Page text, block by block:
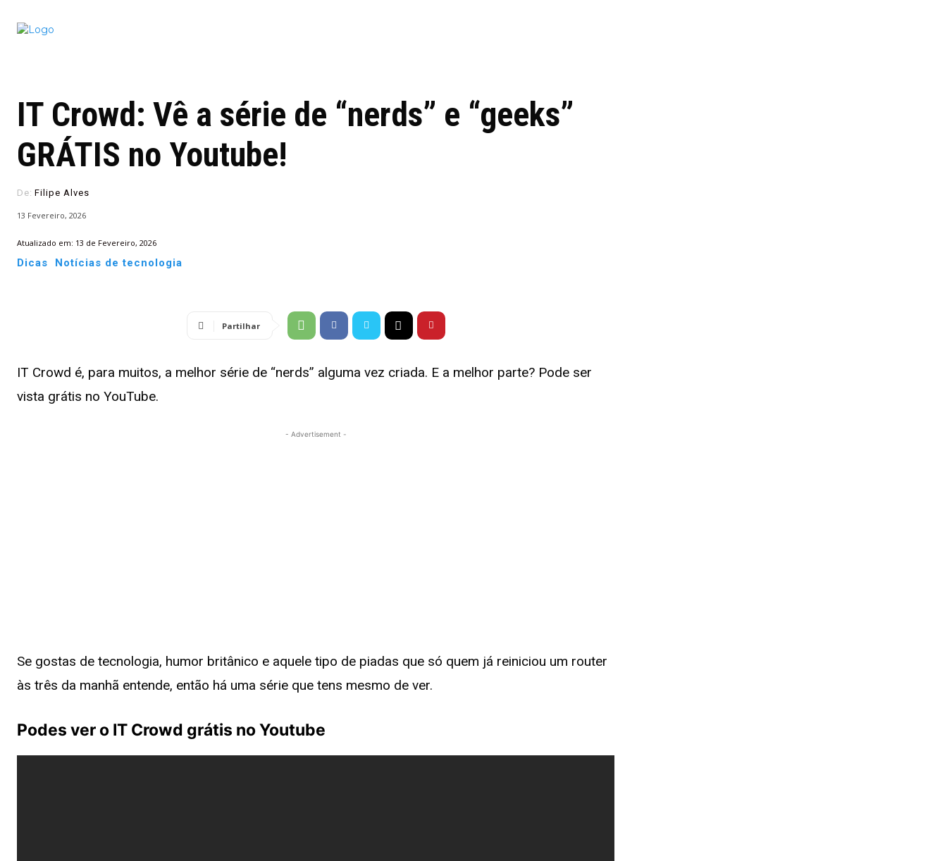
IT Crowd: Vê a série de “nerds” e “geeks”
GRÁTIS no Youtube!
De: Filipe Alves
13 Fevereiro, 2026
Atualizado em: 13 de Fevereiro, 2026
Dicas Notícias de tecnologia
Partilhar
IT Crowd é, para muitos, a melhor série de “nerds” alguma vez criada. E a melhor parte? Pode ser
vista grátis no YouTube.
- Advertisement -
Se gostas de tecnologia, humor britânico e aquele tipo de piadas que só quem já reiniciou um router
às três da manhã entende, então há uma série que tens mesmo de ver.
Podes ver o IT Crowd grátis no Youtube